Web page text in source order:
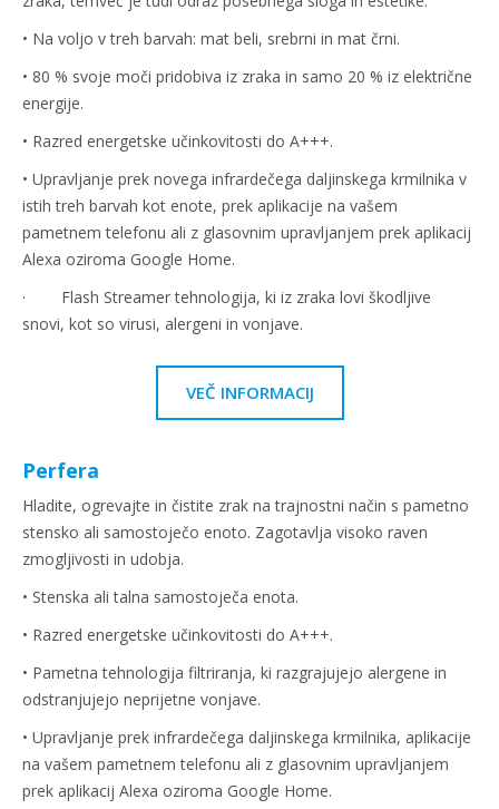
• Na voljo v treh barvah: mat beli, srebrni in mat črni.
• 80 % svoje moči pridobiva iz zraka in samo 20 % iz električne
energije.
• Razred energetske učinkovitosti do A+++.
• Upravljanje prek novega infrardečega daljinskega krmilnika v
istih treh barvah kot enote, prek aplikacije na vašem
pametnem telefonu ali z glasovnim upravljanjem prek aplikacij
Alexa oziroma Google Home.
· Flash Streamer tehnologija, ki iz zraka lovi škodljive
snovi, kot so virusi, alergeni in vonjave.
VEČ INFORMACIJ
Perfera
Hladite, ogrevajte in čistite zrak na trajnostni način s pametno
stensko ali samostoječo enoto. Zagotavlja visoko raven
zmogljivosti in udobja.
• Stenska ali talna samostoječa enota.
• Razred energetske učinkovitosti do A+++.
• Pametna tehnologija filtriranja, ki razgrajujejo alergene in
odstranjujejo neprijetne vonjave.
• Upravljanje prek infrardečega daljinskega krmilnika, aplikacije
na vašem pametnem telefonu ali z glasovnim upravljanjem
prek aplikacij Alexa oziroma Google Home.